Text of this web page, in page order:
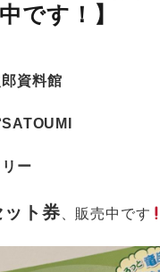
です！】
資料館
ー
ト券 、販売中です